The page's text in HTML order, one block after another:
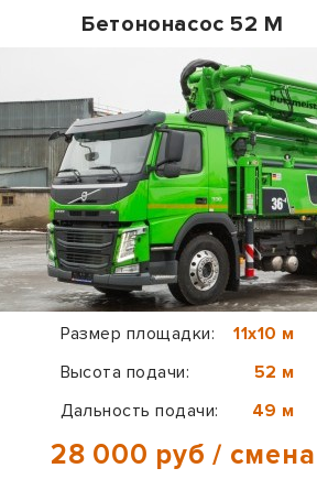
Бетононасос 52 М
Размер площадки:
11х10 м
Высота подачи:
52 м
Дальность подачи:
49 м
28 000 руб / смена